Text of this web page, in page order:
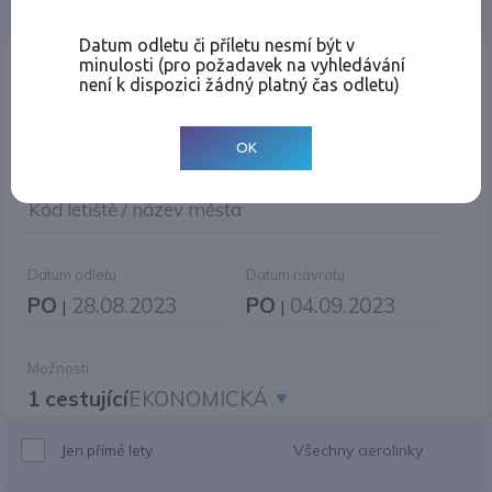
Místo odletu
Kód letiště / název města
Datum odletu
PO | 28.08.2023
Datum návratu
PO | 04.09.2023
Možnosti
1 cestujícíEKONOMICKÁ
Jen přímé lety Všechny aerolinky
Datum odletu či příletu nesmí být v
minulosti (pro požadavek na vyhledávání
není k dispozici žádný platný čas odletu)
OK